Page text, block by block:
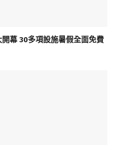
開幕 30多項設施暑假全面免費